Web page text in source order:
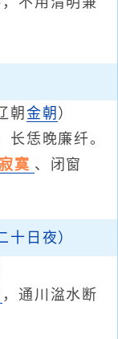
朝 金朝 ）
恁晚廉纤。
寞 、闭窗
十日夜）
，通川湓水断